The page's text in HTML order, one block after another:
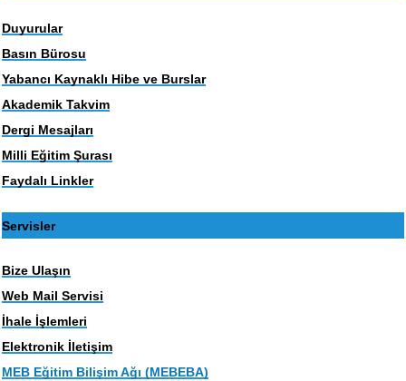
Duyurular
Basın Bürosu
Yabancı Kaynaklı Hibe ve Burslar
Akademik Takvim
Dergi Mesajları
Milli Eğitim Şurası
Faydalı Linkler
Servisler
Bize Ulaşın
Web Mail Servisi
İhale İşlemleri
Elektronik İletişim
MEB Eğitim Bilişim Ağı (MEBEBA)